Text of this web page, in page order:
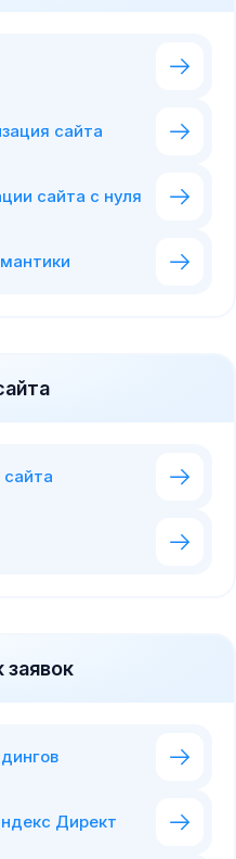
сайта
сайта с нуля
Директ